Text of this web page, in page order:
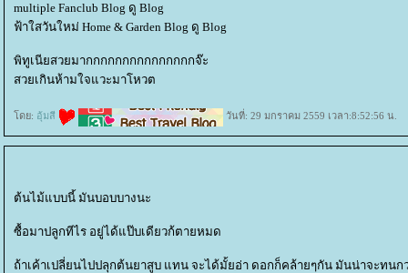
multiple Fanclub Blog ดู Blog
ฟ้าใสวันใหม่ Home & Garden Blog ดู Blog
พิทูเนียสวยมากกกกกกกกกกกกกกกจ๊ะ
สวยเกินห้ามใจแวะมาโหวต
ดย: อุ้มสี วันที่: 29 มกราคม 2559 เวลา:8:52:56 น.
ต้นไม้แบบนี้ มันบอบบางนะ
ซื้อมาปลูกทีไร อยู่ได้แป๊บเดียวก้ตายหมด
ถ้าเค้าเปลี่ยนไปปลุกต้นยาสูบ แทน จะได้มั้ยอ่า ดอกก็คล้ายๆกัน มันน่าจะทนก